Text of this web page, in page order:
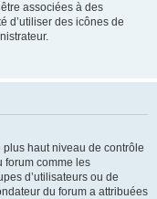
associées à des
d’utiliser des icônes de
haut niveau de contrôle
forum comme les
d’utilisateurs ou de
du forum a attribuées